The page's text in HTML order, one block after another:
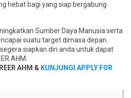
hebat bagi yang siap bergabung
Sumber Daya Manusia serta
suatu target dimasa depan.
siapkan diri anda untuk dapat
AHM.
AHM & KUNJUNGI APPLY FOR